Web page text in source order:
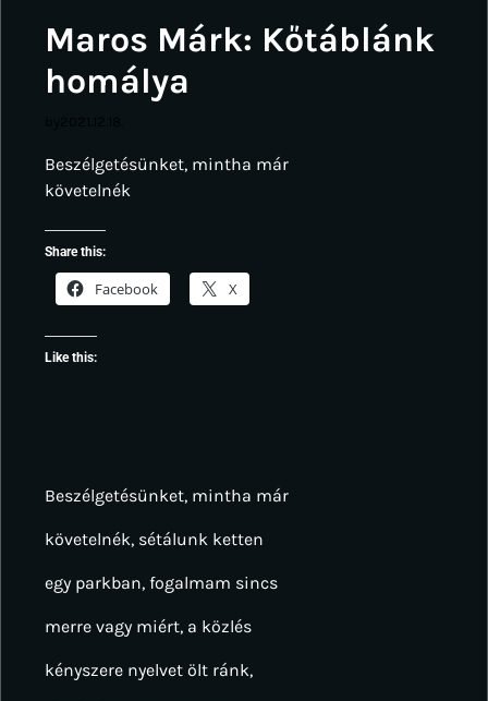
Maros Márk: Kőtáblánk
homálya
Beszélgetésünket, mintha már
követelnék
Share this:
Facebook X
Like this:
Beszélgetésünket, mintha már
követelnék, sétálunk ketten
egy parkban, fogalmam sincs
merre vagy miért, a közlés
kényszere nyelvet ölt ránk,